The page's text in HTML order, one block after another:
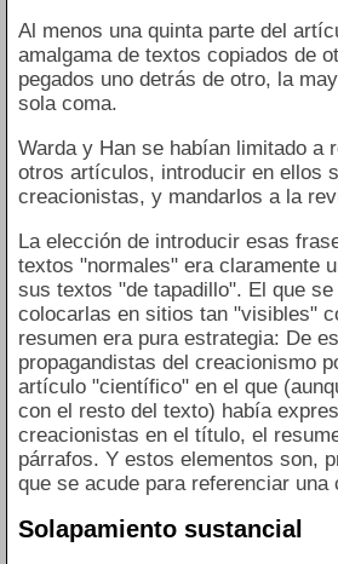
Al menos una quinta parte del
amalgama de textos copiados de
pegados uno detrás de otro, la
sola coma.
Warda y Han se habían limitado a
otros artículos, introducir en ellos
creacionistas, y mandarlos a la
La elección de introducir esas
textos "normales" era claramente
sus textos "de tapadillo". El que
colocarlas en sitios tan "visibles"
resumen era pura estrategia: De
propagandistas del creacionismo
artículo "científico" en el que
con el resto del texto) había
creacionistas en el título, el
párrafos. Y estos elementos son,
que se acude para referenciar
Solapamiento sustancial